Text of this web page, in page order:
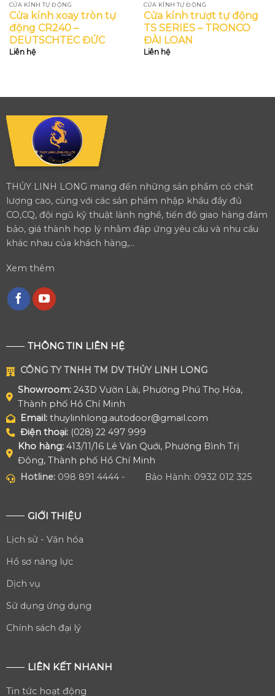
CỬA KÍNH TỰ ĐỘNG
Cửa kính xoay tròn tự
động CR240 –
DEUTSCHTEC ĐỨC
Liên hệ
CỬA KÍNH TỰ ĐỘNG
Cửa kính trượt tự động
TS SERIES – TRONCO
ĐÀI LOAN
Liên hệ
THỦY LINH LONG mang đến những sản phẩm có chất
lượng cao, cùng với các sản phẩm nhập khẩu đầy đủ
CO,CQ, đội ngũ kỹ thuật lành nghề, tiến độ giao hàng đảm
bảo, giá thành hợp lý nhằm đáp ứng yêu cầu và nhu cầu
khác nhau của khách hàng,...
Xem thêm
THÔNG TIN LIÊN HỆ
CÔNG TY TNHH TM DV THỦY LINH LONG
Showroom: 243D Vườn Lài, Phường Phú Thọ Hòa,
Thành phố Hồ Chí Minh
Email: thuylinhlong.autodoor@gmail.com
Điện thoại:(028) 22 497 999
Kho hàng:413/11/16 Lê Văn Quới, Phường Bình Trị
Đông, Thành phố Hồ Chí Minh
Hotline: 098 891 4444 - Bảo Hành: 0932 012 325
GIỚI THIỆU
Lịch sử - Văn hóa
Hồ sơ năng lực
Dịch vụ
Sử dụng ứng dụng
Chính sách đại lý
LIÊN KẾT NHANH
Tin tức hoạt động